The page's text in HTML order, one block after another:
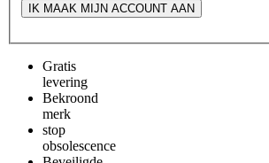
IK MAAK MIJN ACCOUNT AAN
Gratis
levering
Bekroond
merk
stop
obsolescence